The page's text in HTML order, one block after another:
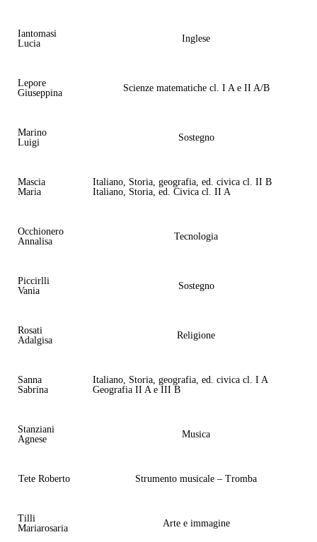
Iantomasi
Lucia
Inglese
Lepore
Giuseppina
Scienze matematiche cl. I A e II A/B
Marino
Luigi
Sostegno
Mascia
Maria
Italiano, Storia, geografia, ed. civica cl. II B
Italiano, Storia, ed. Civica cl. II A
Occhionero
Annalisa
Tecnologia
Piccirlli
Vania
Sostegno
Rosati
Adalgisa
Religione
Sanna
Sabrina
Italiano, Storia, geografia, ed. civica cl. I A
Geografia II A e III B
Stanziani
Agnese
Musica
Tete Roberto Strumento musicale – Tromba
Tilli
Mariarosaria
Arte e immagine